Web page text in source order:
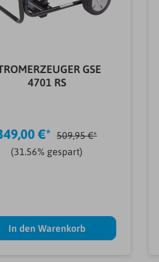
GSE
4701 RS
€* 509,95 €*
(31.56% gespart)
In den Warenkorb